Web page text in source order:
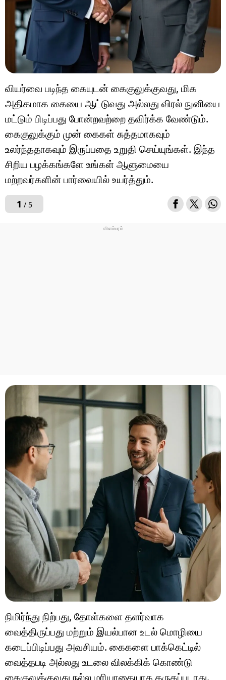
வியர்வை படிந்த கையுடன் கைகுலுக்குவது, மிக
அதிகமாக கையை ஆட்டுவது அல்லது விரல் நுனியை
மட்டும் பிடிப்பது போன்றவற்றை தவிர்க்க வேண்டும்.
கைகுலுக்கும் முன் கைகள் சுத்தமாகவும்
உலர்ந்ததாகவும் இருப்பதை உறுதி செய்யுங்கள். இந்த
சிறிய பழக்கங்களே உங்கள் ஆளுமையை
மற்றவர்களின் பார்வையில் உயர்த்தும்.
1 / 5
நிமிர்ந்து நிற்பது, தோள்களை தளர்வாக
வைத்திருப்பது மற்றும் இயல்பான உடல் மொழியை
கடைப்பிடிப்பது அவசியம். கைகளை பாக்கெட்டில்
வைத்தபடி அல்லது உடலை விலக்கிக் கொண்டு
கைகுலுக்குவது நல்ல மரியாதையாக கருதப்படாது.